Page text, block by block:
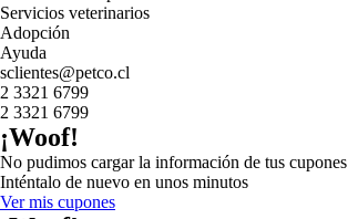
Servicios veterinarios
Adopción
Ayuda
sclientes@petco.cl
2 3321 6799
2 3321 6799
¡Woof!
No pudimos cargar la información de tus cupones
Inténtalo de nuevo en unos minutos
Ver mis cupones